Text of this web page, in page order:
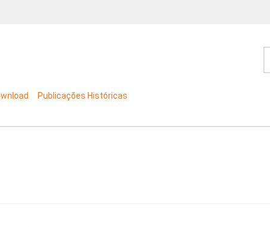
Publicações Históricas